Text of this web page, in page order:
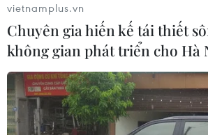
CƠ QUAN CHỦ QUẢN: THÔNG TẤN XÃ VIỆT NAM
Tổng Biên tập: TRẦN TIẾN DUẨN
Phó Tổng Biên tập: NGUYỄN THỊ TÁM,
THỦY
vietnamplus.vn
Chuyên gia hiến kế tái thiết
không gian phát triển cho Hà